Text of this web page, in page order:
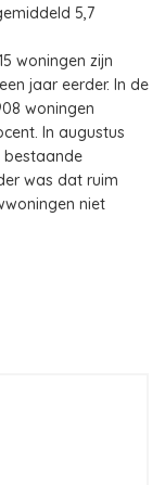
5,7
woningen zijn
jaar eerder. In de
woningen
In augustus
bestaande
was dat ruim
niet